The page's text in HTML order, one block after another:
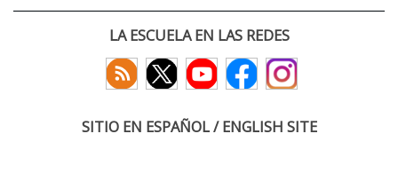
LA ESCUELA EN LAS REDES
SITIO EN ESPAÑOL / ENGLISH SITE